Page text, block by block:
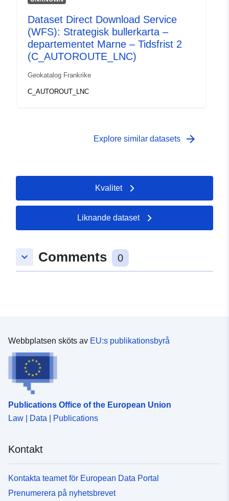
Dataset Direct Download Service
(WFS): Strategisk bullerkarta –
departementet Marne – Tidsfrist 2
(C_AUTOROUTE_LNC)
Geokatalog Frankrike
C_AUTOROUT_LNC
Explore similar datasets arrow_forward
Kvalitet
Liknande dataset
keyboard_arrow_down Comments 0
Webbplatsen sköts av EU:s publikationsbyrå
Publications Office of the European Union
Law | Data | Publications
Kontakt
Kontakta teamet för European Data Portal
Prenumerera på nyhetsbrevet